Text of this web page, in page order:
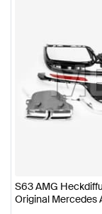
S63 AMG
Original Mercedes